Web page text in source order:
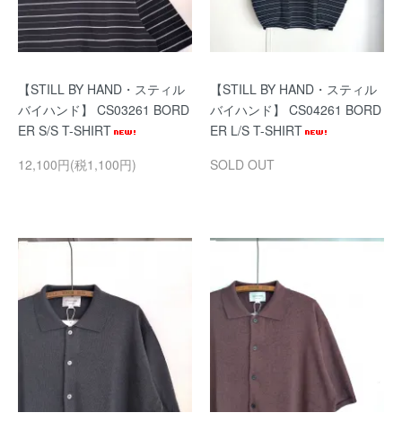
【STILL BY HAND・スティル
バイハンド】 CS03261 BORD
ER S/S T-SHIRT
12,100円(税1,100円)
【STILL BY HAND・スティル
バイハンド】 CS04261 BORD
ER L/S T-SHIRT
SOLD OUT